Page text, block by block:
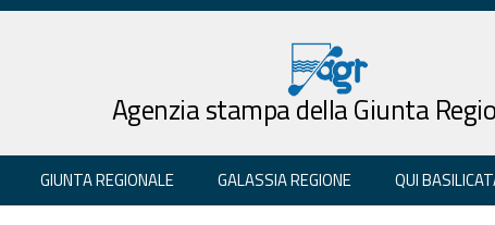
Agenzia stampa della Giunta
GIUNTA REGIONALE GALASSIA REGIONE QUI